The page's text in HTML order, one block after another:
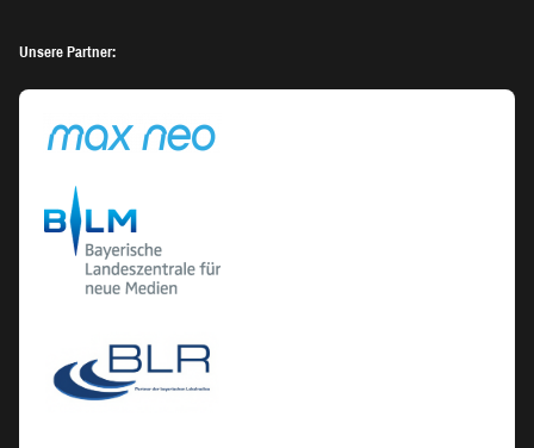
Unsere Partner: